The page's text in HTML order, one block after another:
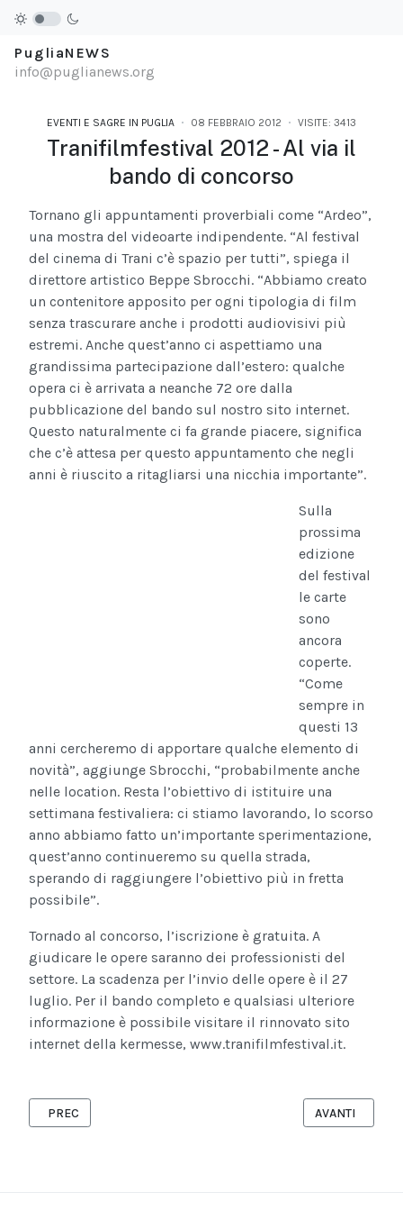
PugliaNEWS
info@puglianews.org
EVENTI E SAGRE IN PUGLIA 08 FEBBRAIO 2012 VISITE: 3413
Tranifilmfestival 2012 - Al via il
bando di concorso
Tornano gli appuntamenti proverbiali come “Ardeo”,
una mostra del videoarte indipendente. “Al festival
del cinema di Trani c’è spazio per tutti”, spiega il
direttore artistico Beppe Sbrocchi. “Abbiamo creato
un contenitore apposito per ogni tipologia di film
senza trascurare anche i prodotti audiovisivi più
estremi. Anche quest’anno ci aspettiamo una
grandissima partecipazione dall’estero: qualche
opera ci è arrivata a neanche 72 ore dalla
pubblicazione del bando sul nostro sito internet.
Questo naturalmente ci fa grande piacere, significa
che c’è attesa per questo appuntamento che negli
anni è riuscito a ritagliarsi una nicchia importante”.
Sulla
prossima
edizione
del festival
le carte
sono
ancora
coperte.
“Come
sempre in
questi 13
anni cercheremo di apportare qualche elemento di
novità”, aggiunge Sbrocchi, “probabilmente anche
nelle location. Resta l’obiettivo di istituire una
settimana festivaliera: ci stiamo lavorando, lo scorso
anno abbiamo fatto un’importante sperimentazione,
quest’anno continueremo su quella strada,
sperando di raggiungere l’obiettivo più in fretta
possibile”.
Tornado al concorso, l’iscrizione è gratuita. A
giudicare le opere saranno dei professionisti del
settore. La scadenza per l’invio delle opere è il 27
luglio. Per il bando completo e qualsiasi ulteriore
informazione è possibile visitare il rinnovato sito
internet della kermesse, www.tranifilmfestival.it.
ARTICOLO PRECEDENTE: 16 E 17 MARZO 2012, GLI AUCAN
PREC ARTICOLO
AVANTI